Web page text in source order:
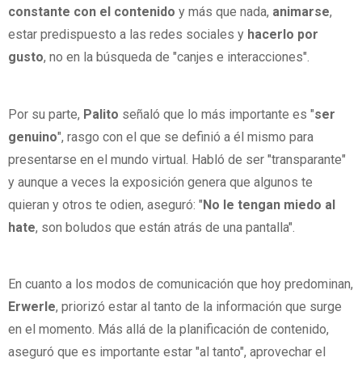
constante con el contenido y más que nada, animarse,
estar predispuesto a las redes sociales y hacerlo por
gusto, no en la búsqueda de "canjes e interacciones".
Por su parte, Palito señaló que lo más importante es "ser
genuino", rasgo con el que se definió a él mismo para
presentarse en el mundo virtual. Habló de ser "transparante"
y aunque a veces la exposición genera que algunos te
quieran y otros te odien, aseguró: "No le tengan miedo al
hate, son boludos que están atrás de una pantalla".
En cuanto a los modos de comunicación que hoy predominan,
Erwerle, priorizó estar al tanto de la información que surge
en el momento. Más allá de la planificación de contenido,
aseguró que es importante estar "al tanto", aprovechar el